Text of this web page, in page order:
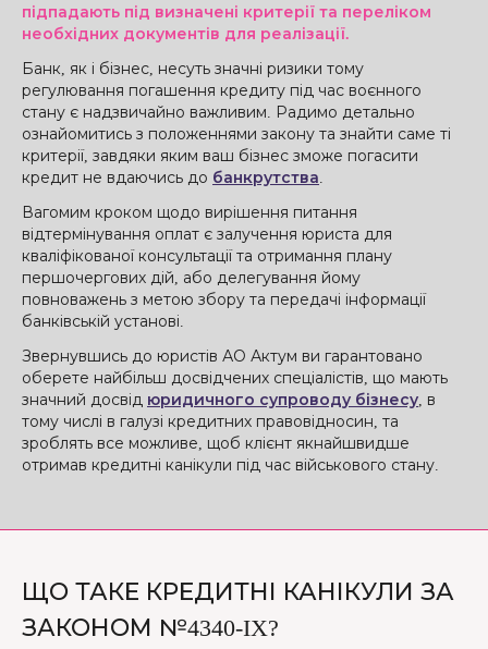
підпадають під визначені критерії та переліком
необхідних документів для реалізації.
Банк, як і бізнес, несуть значні ризики тому
регулювання погашення кредиту під час воєнного
стану є надзвичайно важливим. Радимо детально
ознайомитись з положеннями закону та знайти саме ті
критерії, завдяки яким ваш бізнес зможе погасити
кредит не вдаючись до банкрутства.
Вагомим кроком щодо вирішення питання
відтермінування оплат є залучення юриста для
кваліфікованої консультації та отримання плану
першочергових дій, або делегування йому
повноважень з метою збору та передачі інформації
банківській установі.
Звернувшись до юристів АО Актум ви гарантовано
оберете найбільш досвідчених спеціалістів, що мають
значний досвід юридичного супроводу бізнесу, в
тому числі в галузі кредитних правовідносин, та
зроблять все можливе, щоб клієнт якнайшвидше
отримав кредитні канікули під час військового стану.
ЩО ТАКЕ КРЕДИТНІ КАНІКУЛИ ЗА
ЗАКОНОМ №4340-IX?